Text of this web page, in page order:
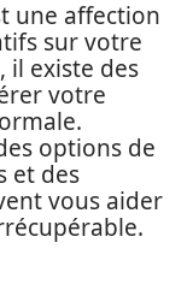
une affection
sur votre
il existe des
votre
options de
et des
vous aider